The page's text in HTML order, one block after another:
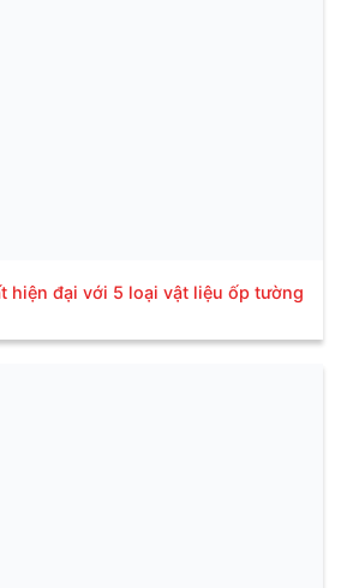
hiện đại với 5 loại vật liệu ốp tường